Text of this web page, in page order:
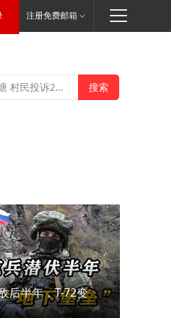
注册免费邮箱
后半年，T-72变